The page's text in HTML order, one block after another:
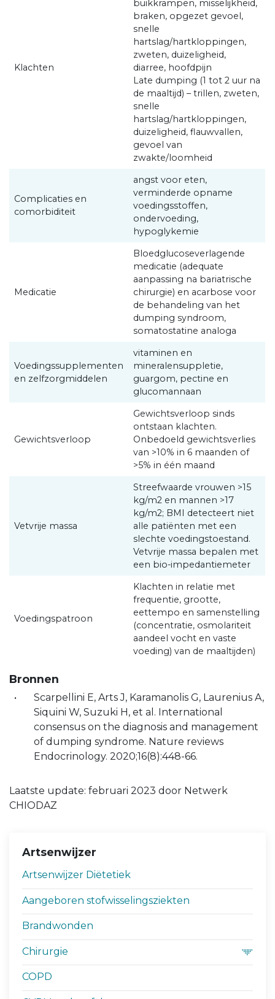
Klachten
buikkrampen, misselijkheid,
braken, opgezet gevoel,
snelle
hartslag/hartkloppingen,
zweten, duizeligheid,
diarree, hoofdpijn
Late dumping (1 tot 2 uur na
de maaltijd) – trillen, zweten,
snelle
hartslag/hartkloppingen,
duizeligheid, flauwvallen,
gevoel van
zwakte/loomheid
Complicaties en
comorbiditeit
angst voor eten,
verminderde opname
voedingsstoffen,
ondervoeding,
hypoglykemie
Medicatie
Bloedglucoseverlagende
medicatie (adequate
aanpassing na bariatrische
chirurgie) en acarbose voor
de behandeling van het
dumping syndroom,
somatostatine analoga
Voedingssupplementen
en zelfzorgmiddelen
vitaminen en
mineralensuppletie,
guargom, pectine en
glucomannaan
Gewichtsverloop
Gewichtsverloop sinds
ontstaan klachten.
Onbedoeld gewichtsverlies
van >10% in 6 maanden of
>5% in één maand
Vetvrije massa
Streefwaarde vrouwen >15
kg/m2 en mannen >17
kg/m2; BMI detecteert niet
alle patiënten met een
slechte voedingstoestand.
Vetvrije massa bepalen met
een bio-impedantiemeter
Voedingspatroon
Klachten in relatie met
frequentie, grootte,
eettempo en samenstelling
(concentratie, osmolariteit
aandeel vocht en vaste
voeding) van de maaltijden)
Bronnen
Scarpellini E, Arts J, Karamanolis G, Laurenius A,
Siquini W, Suzuki H, et al. International
consensus on the diagnosis and management
of dumping syndrome. Nature reviews
Endocrinology. 2020;16(8):448-66.
Laatste update: februari 2023 door Netwerk
CHIODAZ
Artsenwijzer
Artsenwijzer Diëtetiek
Aangeboren stofwisselingsziekten
Brandwonden
Chirurgie
COPD